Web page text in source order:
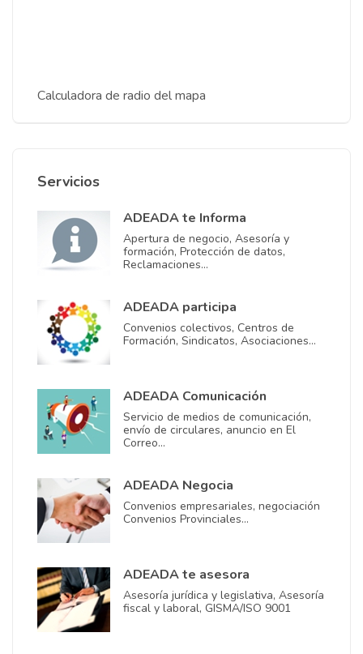
Calculadora de radio del mapa
Servicios
ADEADA te Informa
Apertura de negocio, Asesoría y
formación, Protección de datos,
Reclamaciones…
ADEADA participa
Convenios colectivos, Centros de
Formación, Sindicatos, Asociaciones…
ADEADA Comunicación
Servicio de medios de comunicación,
envío de circulares, anuncio en El
Correo…
ADEADA Negocia
Convenios empresariales, negociación
Convenios Provinciales…
ADEADA te asesora
Asesoría jurídica y legislativa, Asesoría
fiscal y laboral, GISMA/ISO 9001